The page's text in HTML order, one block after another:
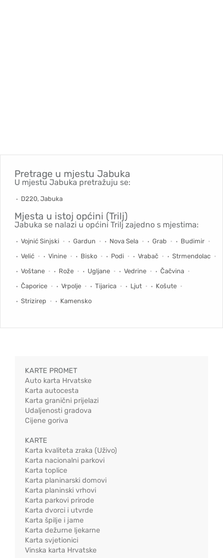
Pretrage u mjestu Jabuka
U mjestu Jabuka pretražuju se:
D220, Jabuka
Mjesta u istoj općini (Trilj)
Jabuka se nalazi u općini Trilj zajedno s mjestima:
Vojnić Sinjski Gardun Nova Sela Grab
Budimir
Velić
Vinine Bisko Podi Vrabač
Strmendolac
Voštane
Rože Ugljane Vedrine
Čačvina
Čaporice
Vrpolje Tijarica Ljut
Košute
Strizirep
Kamensko
KARTE PROMET
Auto karta Hrvatske
Karta autocesta
Karta granični prijelazi
Udaljenosti gradova
Cijene goriva
KARTE
Karta kvaliteta zraka (Uživo)
Karta nacionalni parkovi
Karta toplice
Karta planinarski domovi
Karta planinski vrhovi
Karta parkovi prirode
Karta dvorci i utvrde
Karta špilje i jame
Karta dežurne ljekarne
Karta svjetionici
Vinska karta Hrvatske